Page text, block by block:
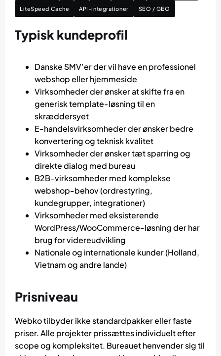
LiteSpeed Cache API-integrationer SEO / GEO
Typisk kundeprofil
Danske SMV’er der vil have en professionel
webshop eller hjemmeside
Virksomheder der ønsker at skifte fra en
generisk template-løsning til en
skræddersyet
E-handelsvirksomheder der ønsker bedre
konvertering og teknisk kvalitet
Virksomheder der ønsker tæt sparring og
direkte dialog med bureau
B2B-virksomheder med komplekse
webshop-behov (ordrestyring,
kundegrupper, integrationer)
Virksomheder med eksisterende
WordPress/WooCommerce-løsning der har
brug for videreudvikling
Nationale og internationale kunder (Holland,
Vietnam og andre lande)
Prisniveau
Webko tilbyder ikke standardpakker eller faste
priser. Alle projekter prissættes individuelt efter
scope og kompleksitet. Bureauet henvender sig til